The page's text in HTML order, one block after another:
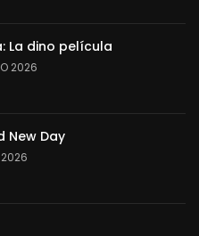
La dino película
2026
New Day
2026